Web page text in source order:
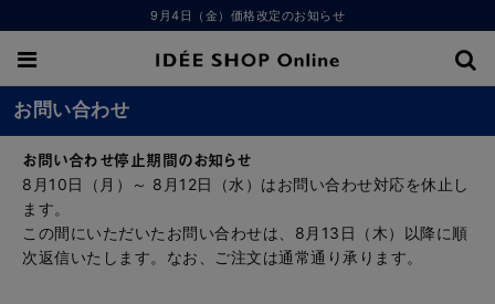
9月4日（金）価格改定のお知らせ
お問い合わせ
お問い合わせ停止期間のお知らせ
8月10日（月）～ 8月12日（水）はお問い合わせ対応を休止し
ます。
この間にいただいたお問い合わせは、8月13日（木）以降に順
次返信いたします。なお、ご注文は通常通り承ります。